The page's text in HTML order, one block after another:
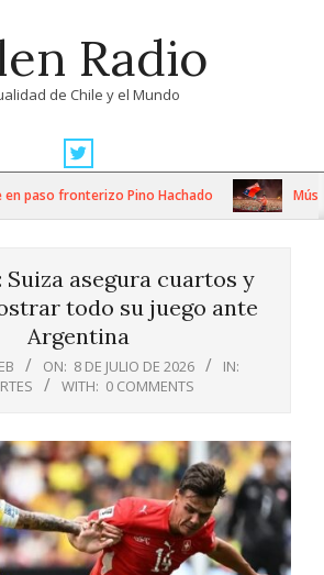
Radio
de Chile y el Mundo
paso fronterizo Pino Hachado
Suiza asegura cuartos y
todo su juego ante
Argentina
ON: 8 DE JULIO DE 2026
IN:
WITH: 0 COMMENTS